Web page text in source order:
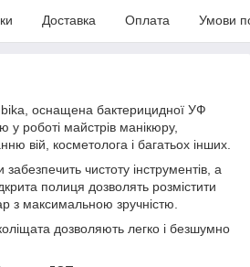
Доставка Оплата Умови
оснащена бактерицидної УФ
роботі майстрів манікюру,
вій, косметолога і багатьох інших.
чистоту інструментів, а
полиця дозволять розмістити
з максимальною зручністю.
дозволяють легко і безшумно